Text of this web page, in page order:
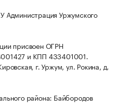
Администрация Уржумского
присвоен ОГРН
и КПП 433401001.
г. Уржум, ул. Рокина, д.
района: Байбородов